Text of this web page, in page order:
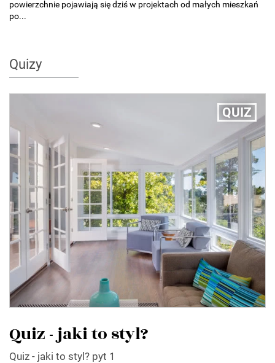
powierzchnie pojawiają się dziś w projektach od małych mieszkań
po...
Quizy
QUIZ
Quiz - jaki to styl?
Quiz - jaki to styl? pyt 1